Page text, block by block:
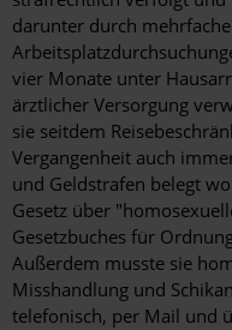
darunter durch
vier Monate unter
ärztlicher Versorgung
sie seitdem
Vergangenheit auch
und Geldstrafen belegt
Gesetz über
Gesetzbuches für
Außerdem musste sie
Misshandlung und
telefonisch, per Mail und